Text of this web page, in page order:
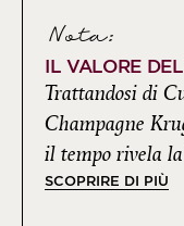
Nota:
IL VALORE
Trattandosi di
Champagne
il tempo rivela
SCOPRIRE DI PIÙ